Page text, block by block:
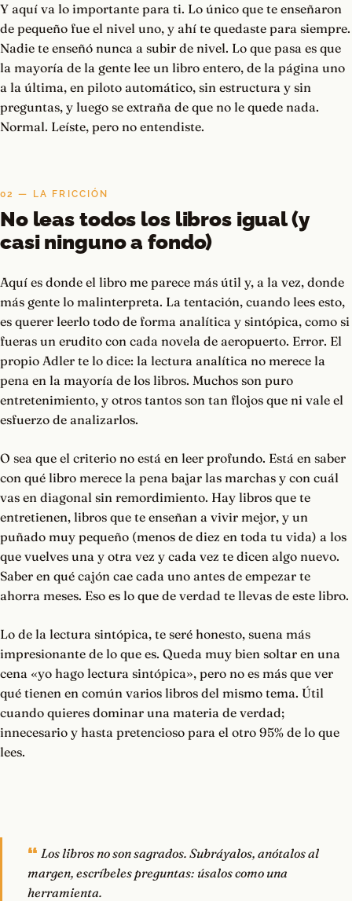
Y aquí va lo importante para ti. Lo único que te enseñaron
de pequeño fue el nivel uno, y ahí te quedaste para siempre.
Nadie te enseñó nunca a subir de nivel. Lo que pasa es que
la mayoría de la gente lee un libro entero, de la página uno
a la última, en piloto automático, sin estructura y sin
preguntas, y luego se extraña de que no le quede nada.
Normal. Leíste, pero no entendiste.
02 — LA FRICCIÓN
No leas todos los libros igual (y
casi ninguno a fondo)
Aquí es donde el libro me parece más útil y, a la vez, donde
más gente lo malinterpreta. La tentación, cuando lees esto,
es querer leerlo todo de forma analítica y sintópica, como si
fueras un erudito con cada novela de aeropuerto. Error. El
propio Adler te lo dice: la lectura analítica no merece la
pena en la mayoría de los libros. Muchos son puro
entretenimiento, y otros tantos son tan flojos que ni vale el
esfuerzo de analizarlos.
O sea que el criterio no está en leer profundo. Está en saber
con qué libro merece la pena bajar las marchas y con cuál
vas en diagonal sin remordimiento. Hay libros que te
entretienen, libros que te enseñan a vivir mejor, y un
puñado muy pequeño (menos de diez en toda tu vida) a los
que vuelves una y otra vez y cada vez te dicen algo nuevo.
Saber en qué cajón cae cada uno antes de empezar te
ahorra meses. Eso es lo que de verdad te llevas de este libro.
Lo de la lectura sintópica, te seré honesto, suena más
impresionante de lo que es. Queda muy bien soltar en una
cena «yo hago lectura sintópica», pero no es más que ver
qué tienen en común varios libros del mismo tema. Útil
cuando quieres dominar una materia de verdad;
innecesario y hasta pretencioso para el otro 95% de lo que
lees.
Los libros no son sagrados. Subráyalos, anótalos al
margen, escríbeles preguntas: úsalos como una
herramienta.